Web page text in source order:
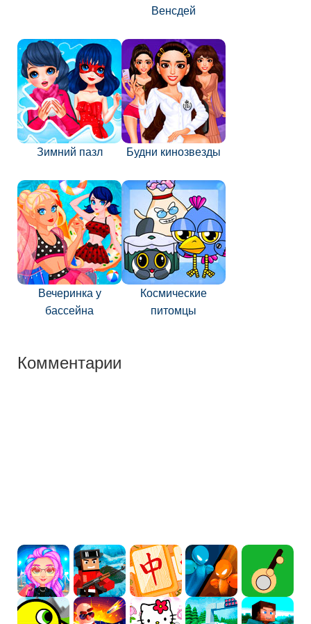
Венсдей
Зимний пазл Будни кинозвезды
Вечеринка у
бассейна
Космические
питомцы
Комментарии